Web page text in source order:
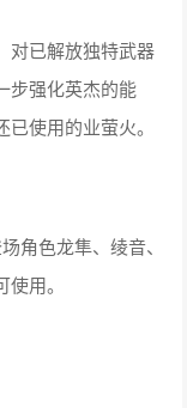
对已解放独特武器
步强化英杰的能
使用的业萤火。
角色龙隼、绫音、
用。